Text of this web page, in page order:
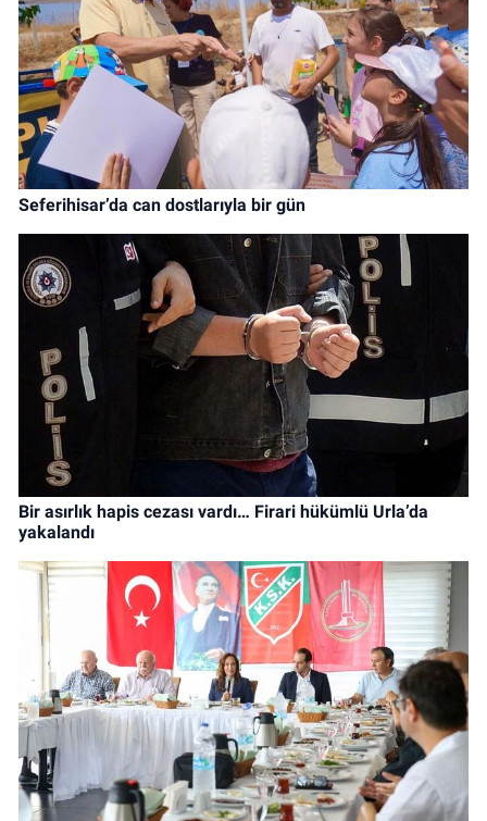
Seferihisar’da can dostlarıyla bir gün
Bir asırlık hapis cezası vardı… Firari hükümlü Urla’da
yakalandı